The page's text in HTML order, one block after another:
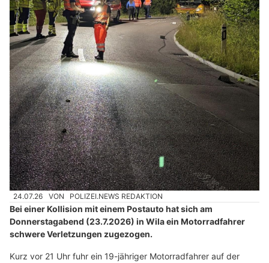
24.07.26 VON POLIZEI.NEWS REDAKTION
Bei einer Kollision mit einem Postauto hat sich am
Donnerstagabend (23.7.2026) in Wila ein Motorradfahrer
schwere Verletzungen zugezogen.
Kurz vor 21 Uhr fuhr ein 19-jähriger Motorradfahrer auf der